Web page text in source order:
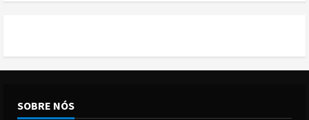
1
Posted on 3 months ago
SOBRE NÓS